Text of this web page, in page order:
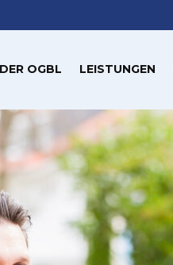
DER OGBL LEISTUNGEN